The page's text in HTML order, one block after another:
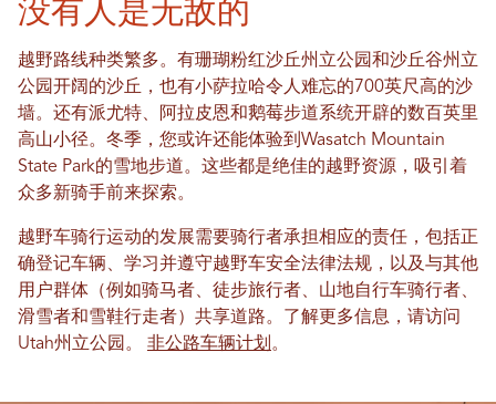
没有人是无敌的
越野路线种类繁多。有珊瑚粉红沙丘州立公园和沙丘谷州立
公园开阔的沙丘，也有小萨拉哈令人难忘的700英尺高的沙
墙。还有派尤特、阿拉皮恩和鹅莓步道系统开辟的数百英里
高山小径。冬季，您或许还能体验到Wasatch Mountain
State Park的雪地步道。这些都是绝佳的越野资源，吸引着
众多新骑手前来探索。
越野车骑行运动的发展需要骑行者承担相应的责任，包括正
确登记车辆、学习并遵守越野车安全法律法规，以及与其他
用户群体（例如骑马者、徒步旅行者、山地自行车骑行者、
滑雪者和雪鞋行走者）共享道路。了解更多信息，请访问
Utah州立公园。 非公路车辆计划 。